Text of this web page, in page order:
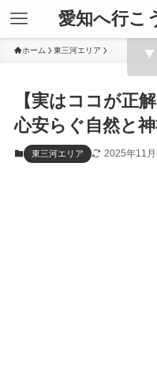
愛知へ行こ
ホーム 東三河エリア
【実はココが正
心安らぐ自然と
東三河エリア 2025年11月
▼